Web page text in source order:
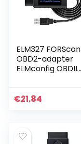
ELM327 FORScan
OBD2-adapter
ELMconfig OBDII
MS-CAN HS-CAN-
€21.84